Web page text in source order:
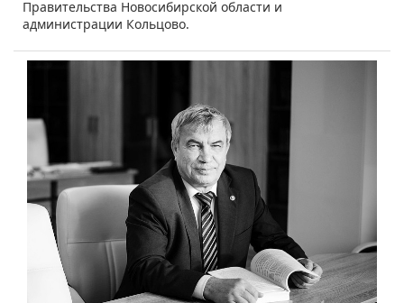
Правительства Новосибирской области и
администрации Кольцово.